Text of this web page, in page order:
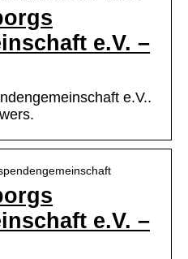
e.V. –
e.V..
e.V. –